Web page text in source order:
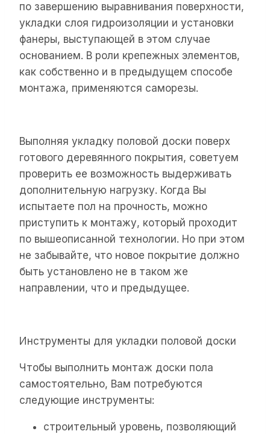
по завершению выравнивания поверхности,
укладки слоя гидроизоляции и установки
фанеры, выступающей в этом случае
основанием. В роли крепежных элементов,
как собственно и в предыдущем способе
монтажа, применяются саморезы.
Выполняя укладку половой доски поверх
готового деревянного покрытия, советуем
проверить ее возможность выдерживать
дополнительную нагрузку. Когда Вы
испытаете пол на прочность, можно
приступить к монтажу, который проходит
по вышеописанной технологии. Но при этом
не забывайте, что новое покрытие должно
быть установлено не в таком же
направлении, что и предыдущее.
Инструменты для укладки половой доски
Чтобы выполнить монтаж доски пола
самостоятельно, Вам потребуются
следующие инструменты:
строительный уровень, позволяющий